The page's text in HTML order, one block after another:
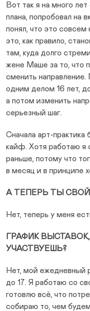
Вот так я на много
плана, попробовал на
понял, что это совсем
это, как правило,
там, куда долго
жене Маше за то, что
сменить направление.
одним делом 16 лет,
а потом изменить
серьезный шаг.
Сначала арт-
кайф. Хотя работаю я
раньше, потому что
в месяц и в принципе
А ТЕПЕРЬ ТЫ
Нет, теперь у меня
ГРАФИК
УЧАСТВУЕШЬ?
Нет, мой ежедневный
до 17. Я работаю со
готовлю всё, что
собираю то, чем